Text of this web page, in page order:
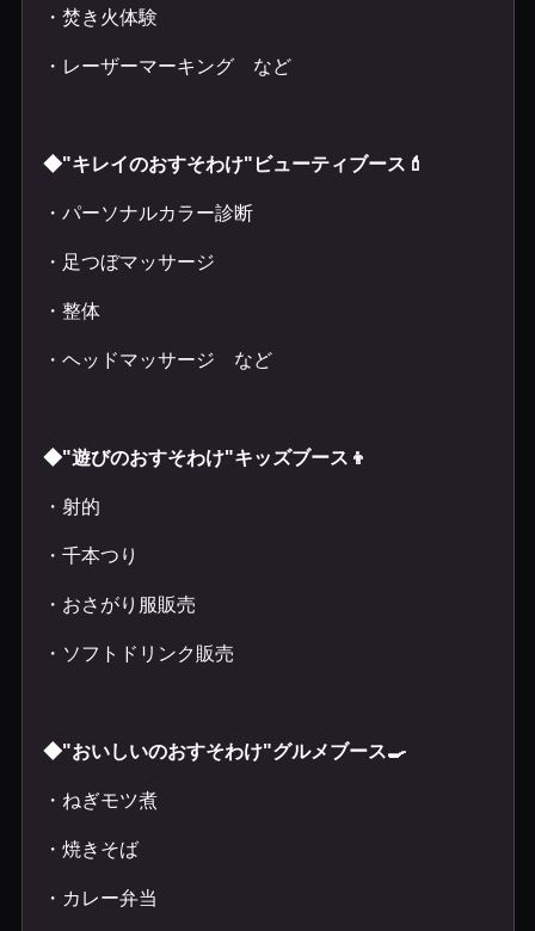
・焚き火体験
・レーザーマーキング など
◆"キレイのおすそわけ"ビューティブース💄
・パーソナルカラー診断
・足つぼマッサージ
・整体
・ヘッドマッサージ など
◆"遊びのおすそわけ"キッズブース👦
・射的
・千本つり
・おさがり服販売
・ソフトドリンク販売
◆"おいしいのおすそわけ"グルメブース🍳
・ねぎモツ煮
・焼きそば
・カレー弁当